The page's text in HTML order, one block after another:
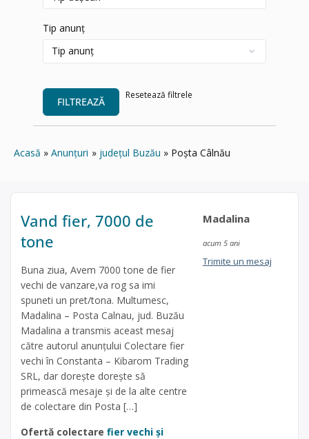
Tip anunț
FILTREAZĂ
Resetează filtrele
Acasă Anunțuri județul Buzău Poșta Câlnău
Vand fier, 7000 de
tone
Buna ziua, Avem 7000 tone de fier
vechi de vanzare,va rog sa imi
spuneti un pret/tona. Multumesc,
Madalina – Posta Calnau, jud. Buzău
Madalina a transmis aceast mesaj
către autorul anunțului Colectare fier
vechi în Constanta – Kibarom Trading
SRL, dar dorește dorește să
primească mesaje și de la alte centre
de colectare din Posta […]
Ofertă colectare fier vechi și
Madalina
acum 5 ani
Trimite un mesaj